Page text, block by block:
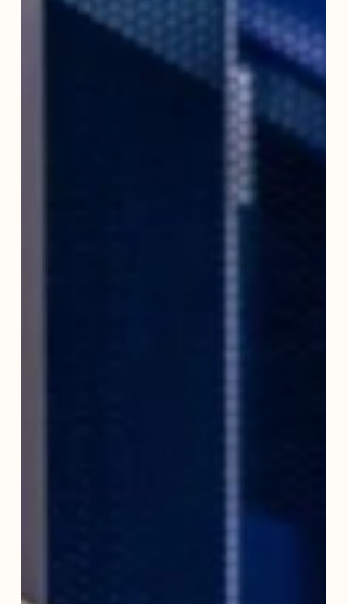
problemas que realmente funciona.